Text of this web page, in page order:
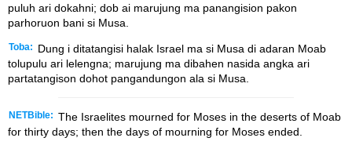
puluh ari dokahni; dob ai marujung ma panangision pakon
parhoruon bani si Musa.
Toba:
Dung i ditatangisi halak Israel ma si Musa di adaran Moab
tolupulu ari lelengna; marujung ma dibahen nasida angka ari
partatangison dohot pangandungon ala si Musa.
NETBible: The Israelites mourned for Moses in the deserts of Moab
for thirty days; then the days of mourning for Moses ended.